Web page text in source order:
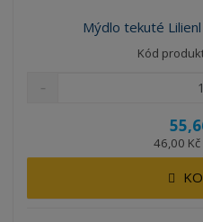
Mýdlo tekuté
Kód
46,00 Kč